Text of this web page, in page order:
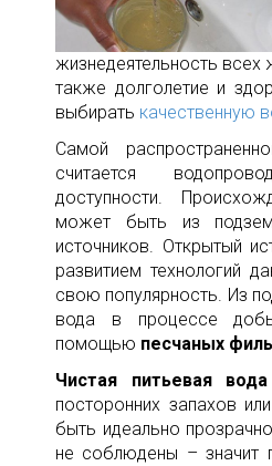
жизнедеятельность
также долголетие и
выбирать качественную
Самой
считается
доступности.
может быть из
источников. Открытый
развитием технологий
свою популярность. Из
вода в процессе
помощью песчаных
Чистая питьевая вода
посторонних запахов
быть идеально
не соблюдены – значит